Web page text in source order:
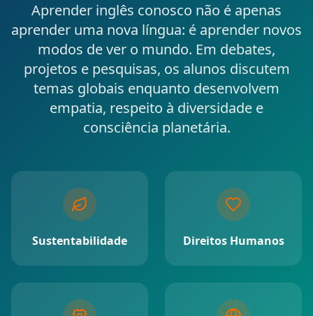
Aprender inglês conosco não é apenas
aprender uma nova língua: é aprender novos
modos de ver o mundo. Em debates,
projetos e pesquisas, os alunos discutem
temas globais enquanto desenvolvem
empatia, respeito à diversidade e
consciência planetária.
Sustentabilidade Direitos Humanos